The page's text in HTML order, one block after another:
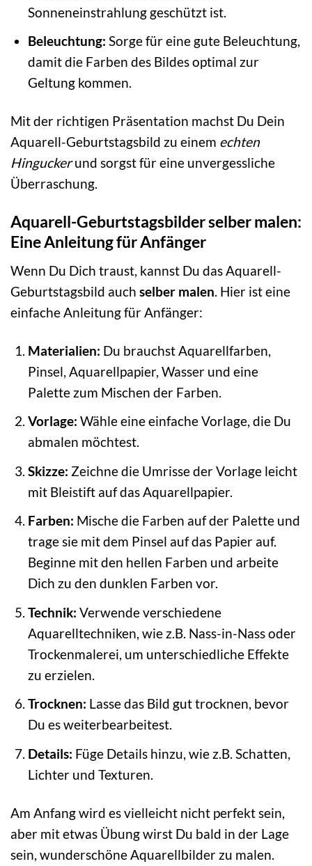
Sonneneinstrahlung geschützt ist.
Beleuchtung: Sorge für eine gute Beleuchtung,
damit die Farben des Bildes optimal zur
Geltung kommen.
Mit der richtigen Präsentation machst Du Dein
Aquarell-Geburtstagsbild zu einem echten
Hinguckerund sorgst für eine unvergessliche
Überraschung.
Aquarell-Geburtstagsbilder selber malen:
Eine Anleitung für Anfänger
Wenn Du Dich traust, kannst Du das Aquarell-
Geburtstagsbild auch selber malen. Hier ist eine
einfache Anleitung für Anfänger:
Materialien: Du brauchst Aquarellfarben,
Pinsel, Aquarellpapier, Wasser und eine
Palette zum Mischen der Farben.
Vorlage: Wähle eine einfache Vorlage, die Du
abmalen möchtest.
Skizze: Zeichne die Umrisse der Vorlage leicht
mit Bleistift auf das Aquarellpapier.
Farben: Mische die Farben auf der Palette und
trage sie mit dem Pinsel auf das Papier auf.
Beginne mit den hellen Farben und arbeite
Dich zu den dunklen Farben vor.
Technik: Verwende verschiedene
Aquarelltechniken, wie z.B. Nass-in-Nass oder
Trockenmalerei, um unterschiedliche Effekte
zu erzielen.
Trocknen: Lasse das Bild gut trocknen, bevor
Du es weiterbearbeitest.
Details: Füge Details hinzu, wie z.B. Schatten,
Lichter und Texturen.
Am Anfang wird es vielleicht nicht perfekt sein,
aber mit etwas Übung wirst Du bald in der Lage
sein, wunderschöne Aquarellbilder zu malen.